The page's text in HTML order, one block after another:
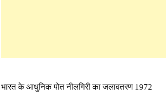
भारत के आधुनिक पोत नीलगिरी का जलावतरण 1972